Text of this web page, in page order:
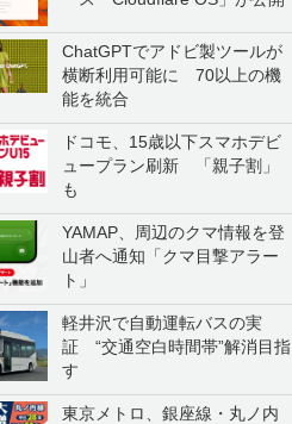
ChatGPTでアドビ製ツールが
横断利用可能に 70以上の機
能を統合
ドコモ、15歳以下スマホデビ
ュープラン刷新 「親子割」
も
YAMAP、周辺のクマ情報を登
山者へ通知「クマ目撃アラー
ト」
軽井沢で自動運転バスの実
証 “交通空白時間帯”解消目指
す
東京メトロ、銀座線・丸ノ内